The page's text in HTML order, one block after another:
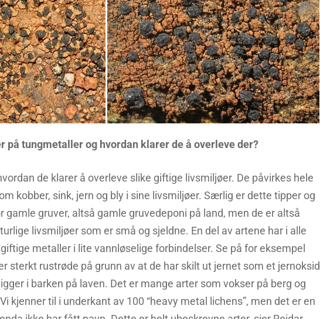
på tungmetaller og hvordan klarer de å overleve der?
de klarer å overleve slike giftige livsmiljøer. De påvirkes hele
kobber, sink, jern og bly i sine livsmiljøer. Særlig er dette tipper og
gamle gruver, altså gamle gruvedeponi på land, men de er altså
livsmiljøer som er små og sjeldne. En del av artene har i alle
metaller i lite vannløselige forbindelser. Se på for eksempel
sterkt rustrøde på grunn av at de har skilt ut jernet som et jernoksid
i barken på laven. Det er mange arter som vokser på berg og
kjenner til i underkant av 100 “heavy metal lichens”, men det er en